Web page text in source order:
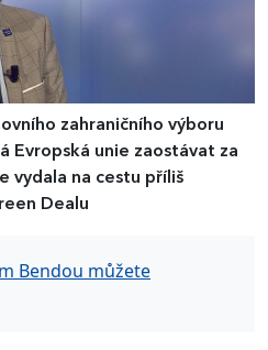
zahraničního výboru
Evropská unie zaostávat za
vydala na cestu příliš
Dealu
Bendou můžete